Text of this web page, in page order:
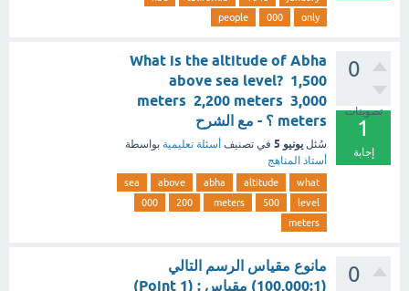
only
000
people
0
تصويتات
1
إجابة
What is the altitude of Abha
above sea level? 1,500
meters 2,200 meters 3,000
meters ؟ - مع الشرح
سُئل يونيو 5 في تصنيف أسئلة تعليمية بواسطة
أستاذ المناهج
what
altitude
abha
above
sea
level
500
meters
200
000
meters
0
مانوع مقياس الرسم التالي
(100,000:1) مقياس : (1 Point)